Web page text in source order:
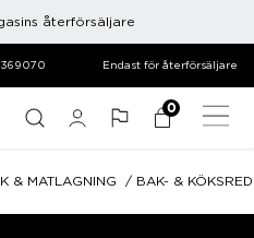
återförsäljare
Endast för återförsäljare
0
& MATLAGNING BAK- &